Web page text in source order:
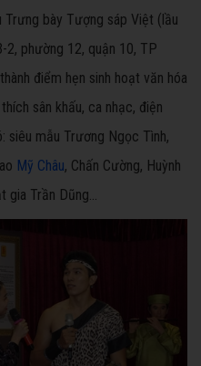
bày Tượng sáp Việt (lầu
2, phường 12, quận 10, TP
điểm hẹn sinh hoạt văn hóa
sân khấu, ca nhạc, điện
siêu mẫu Trương Ngọc Tình,
Mỹ Châu, Chấn Cường, Huỳnh
Trần Dũng...